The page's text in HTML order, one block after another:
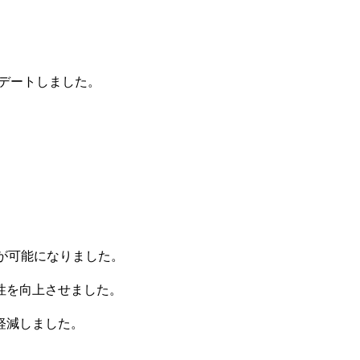
ートしました。
能になりました。
向上させました。
しました。